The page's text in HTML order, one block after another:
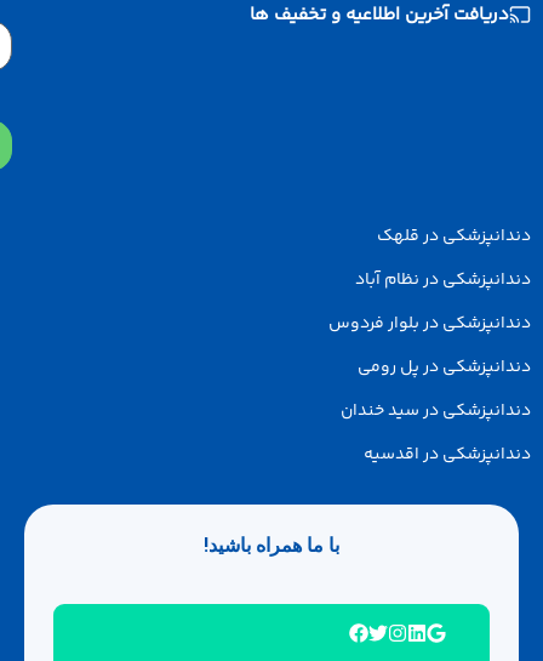
دریافت آخرین اطلاعیه و تخفیف ها
در قلهک
در نظام آباد
در بلوار فردوس
در پل رومی
در سید خندان
در اقدسیه
با ما همراه باشید!